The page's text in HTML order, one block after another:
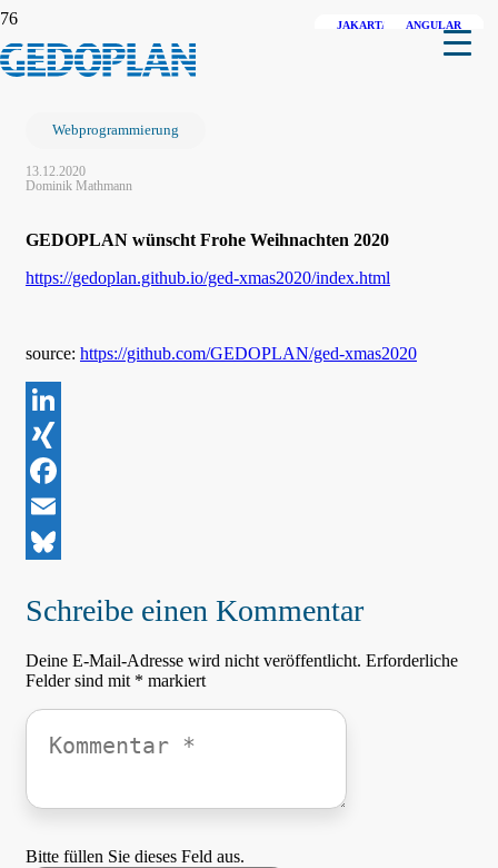
Weihnachten 2020
Webprogrammierung
13.12.2020
Dominik Mathmann
GEDOPLAN wünscht Frohe Weihnachten 2020
https://gedoplan.github.io/ged-xmas2020/index.html
source: https://github.com/GEDOPLAN/ged-xmas2020
LinkedIn
XING
Facebook
Email
Schreibe einen Kommentar
Deine E-Mail-Adresse wird nicht veröffentlicht. Erforderliche
Felder sind mit * markiert
Bitte füllen Sie dieses Feld aus.
JAKARTA EE (JAVA EE)
JAKARTA EE (JAVA EE)
ANGULAR